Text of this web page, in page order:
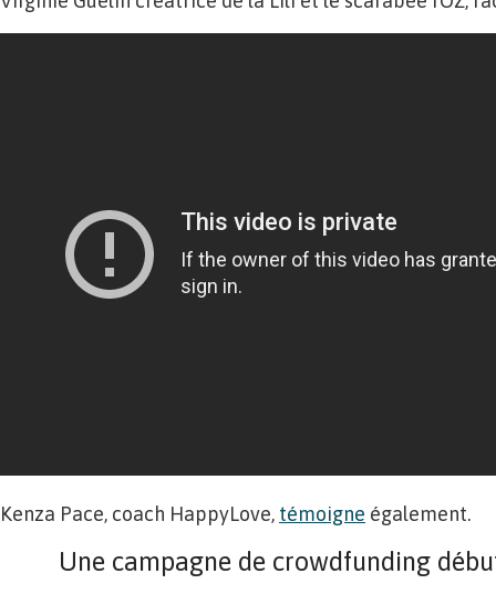
Kenza Pace, coach HappyLove, témoigne également.
Une campagne de crowdfunding